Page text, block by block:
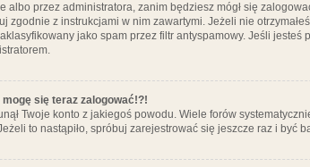
albo przez administratora, zanim będziesz mógł się
zgodnie z instrukcjami w nim zawartymi. Jeżeli nie
jako spam przez filtr antyspamowy. Jeśli
się teraz zalogować!?!
Twoje konto z jakiegoś powodu. Wiele forów
to nastąpiło, spróbuj zarejestrować się jeszcze raz i być